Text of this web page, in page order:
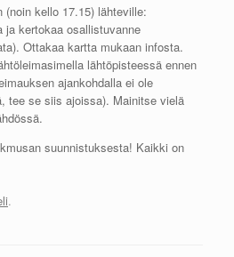
kello 17.15) lähteville:
ja kertokaa osallistuvanne
Ottakaa kartta mukaan infosta.
lähtöpisteessä ennen
ajankohdalla ei ole
tee se siis ajoissa). Mainitse vielä
suunnistuksesta! Kaikki on
.